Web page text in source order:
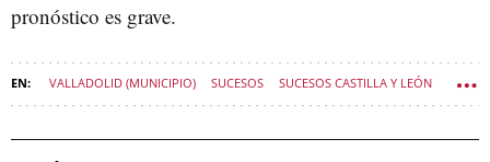
pronóstico es grave.
VALLADOLID (MUNICIPIO) SUCESOS SUCESOS CASTILLA Y LEÓN